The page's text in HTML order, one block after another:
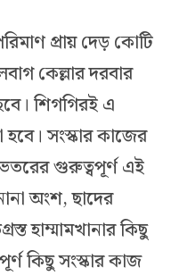
প্রায় দেড় কোটি
কেল্লার দরবার
শিগগিরই এ
সংস্কার কাজের
গুরুত্বপূর্ণ এই
অংশ, ছাদের
হাম্মামখানার কিছু
কিছু সংস্কার কাজ